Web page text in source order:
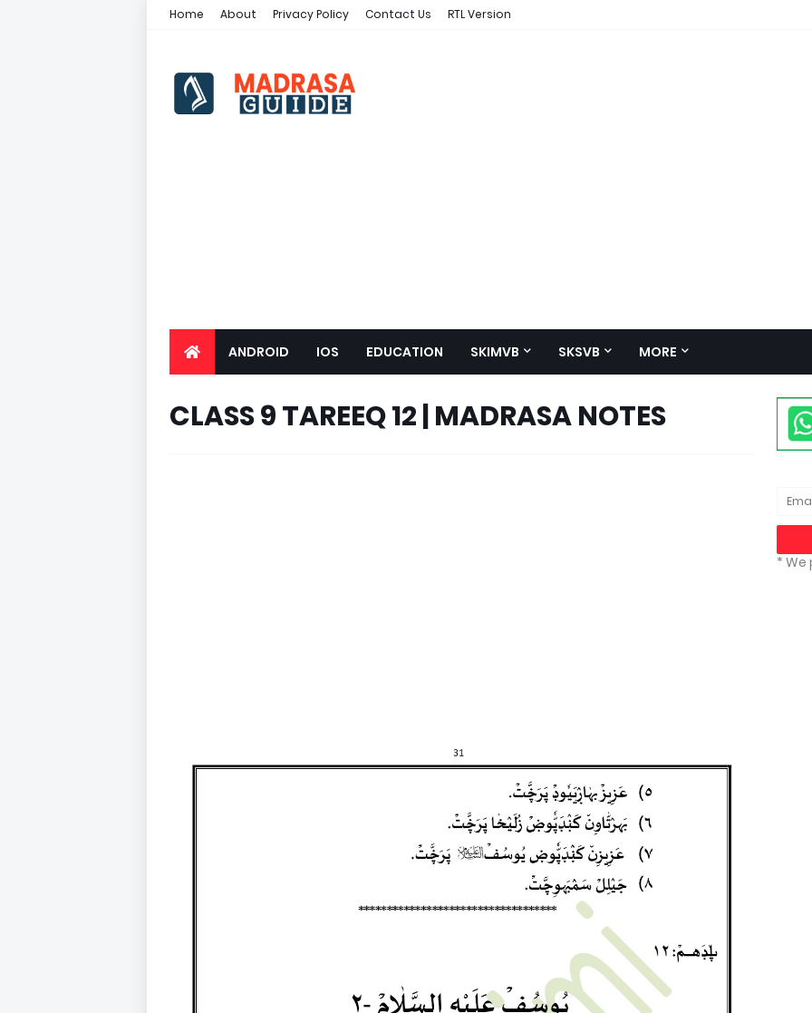
Home About Privacy Policy Contact Us RTL Version
ANDROID IOS EDUCATION SKIMVB SKSVB MORE
CLASS 9 TAREEQ 12 | MADRASA NOTES
*